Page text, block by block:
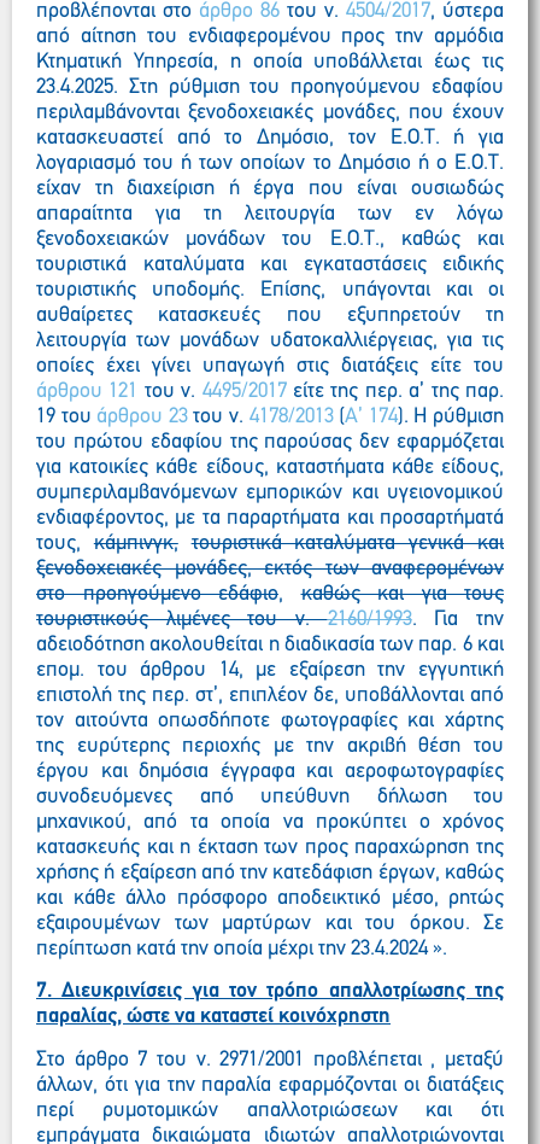
προβλέπονται στο άρθρο 86 του ν. 4504/2017, ύστερα
από αίτηση του ενδιαφερομένου προς την αρμόδια
Κτηματική Υπηρεσία, η οποία υποβάλλεται έως τις
23.4.2025. Στη ρύθμιση του προηγούμενου εδαφίου
περιλαμβάνονται ξενοδοχειακές μονάδες, που έχουν
κατασκευαστεί από το Δημόσιο, τον Ε.Ο.Τ. ή για
λογαριασμό του ή των οποίων το Δημόσιο ή ο Ε.Ο.Τ.
είχαν τη διαχείριση ή έργα που είναι ουσιωδώς
απαραίτητα για τη λειτουργία των εν λόγω
ξενοδοχειακών μονάδων του Ε.Ο.Τ., καθώς και
τουριστικά καταλύματα και εγκαταστάσεις ειδικής
τουριστικής υποδομής. Επίσης, υπάγονται και οι
αυθαίρετες κατασκευές που εξυπηρετούν τη
λειτουργία των μονάδων υδατοκαλλιέργειας, για τις
οποίες έχει γίνει υπαγωγή στις διατάξεις είτε του
άρθρου 121 του ν. 4495/2017είτε της περ. α’ της παρ.
19 του άρθρου 23του ν. 4178/2013(Α’ 174). Η ρύθμιση
του πρώτου εδαφίου της παρούσας δεν εφαρμόζεται
για κατοικίες κάθε είδους, καταστήματα κάθε είδους,
συμπεριλαμβανόμενων εμπορικών και υγειονομικού
ενδιαφέροντος, με τα παραρτήματα και προσαρτήματά
τους,κάμπινγκ, τουριστικά καταλύματα γενικά και
ξενοδοχειακές μονάδες, εκτός των αναφερομένων
στο προηγούμενο εδάφιο,καθώς και για τους
τουριστικούς λιμένες του ν.2160/1993. Για την
αδειοδότηση ακολουθείται η διαδικασία των παρ. 6 και
επομ. του άρθρου 14, με εξαίρεση την εγγυητική
επιστολή της περ. στ’, επιπλέον δε, υποβάλλονται από
τον αιτούντα οπωσδήποτε φωτογραφίες και χάρτης
της ευρύτερης περιοχής με την ακριβή θέση του
έργου και δημόσια έγγραφα και αεροφωτογραφίες
συνοδευόμενες από υπεύθυνη δήλωση του
μηχανικού, από τα οποία να προκύπτει ο χρόνος
κατασκευής και η έκταση των προς παραχώρηση της
χρήσης ή εξαίρεση από την κατεδάφιση έργων, καθώς
και κάθε άλλο πρόσφορο αποδεικτικό μέσο, ρητώς
εξαιρουμένων των μαρτύρων και του όρκου. Σε
περίπτωση κατά την οποία μέχρι την 23.4.2024 ».
7. Διευκρινίσεις για τον τρόπο απαλλοτρίωσης της
παραλίας, ώστε να καταστεί κοινόχρηστη
Στο άρθρο 7 του ν. 2971/2001 προβλέπεται , μεταξύ
άλλων, ότι για την παραλία εφαρμόζονται οι διατάξεις
περί ρυμοτομικών απαλλοτριώσεων και ότι
εμπράγματα δικαιώματα ιδιωτών απαλλοτριώνονται